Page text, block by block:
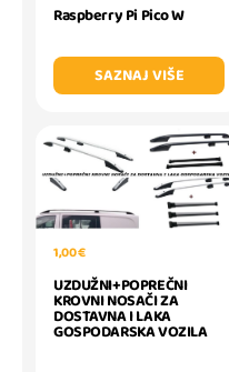
Raspberry Pi Pico W
SAZNAJ VIŠE
1,00 €
UZDUŽNI+POPREČNI
KROVNI NOSAČI ZA
DOSTAVNA I LAKA
GOSPODARSKA VOZILA